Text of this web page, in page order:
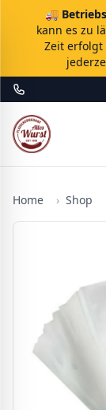
🚚
kann es zu
Zeit erfolgt
Home › Shop